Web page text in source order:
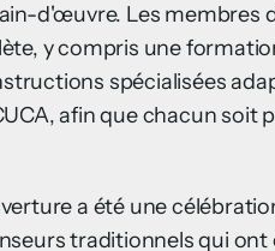
d'œuvre. Les membres
y compris une
spécialisées
afin que chacun soit
a été une
traditionnels qui